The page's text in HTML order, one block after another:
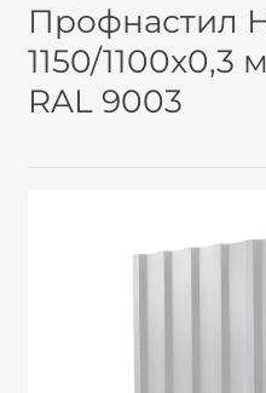
Профнастил
1150/1100x0,3
RAL 9003